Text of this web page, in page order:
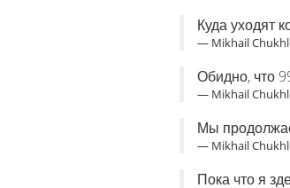
Куда уходят
— Mikhail
Обидно, что
— Mikhail
Мы
— Mikhail
Пока что я